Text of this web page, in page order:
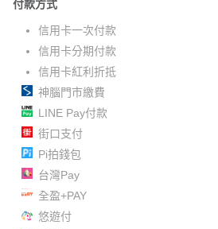
付款方式
信用卡一次付款
信用卡分期付款
信用卡紅利折抵
神腦門市繳費
LINE Pay付款
街口支付
Pi拍錢包
台灣Pay
全盈+PAY
悠遊付